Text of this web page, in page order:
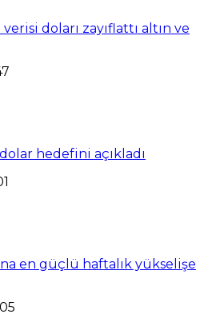
verisi doları zayıflattı altın ve
hedefini açıkladı
en güçlü haftalık yükselişe